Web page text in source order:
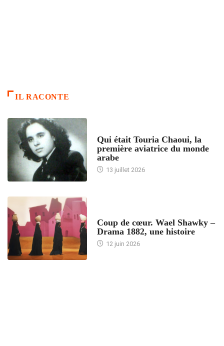
IL RACONTE
Qui était Touria Chaoui, la
première aviatrice du monde
arabe
13 juillet 2026
Coup de cœur. Wael Shawky –
Drama 1882, une histoire
12 juin 2026